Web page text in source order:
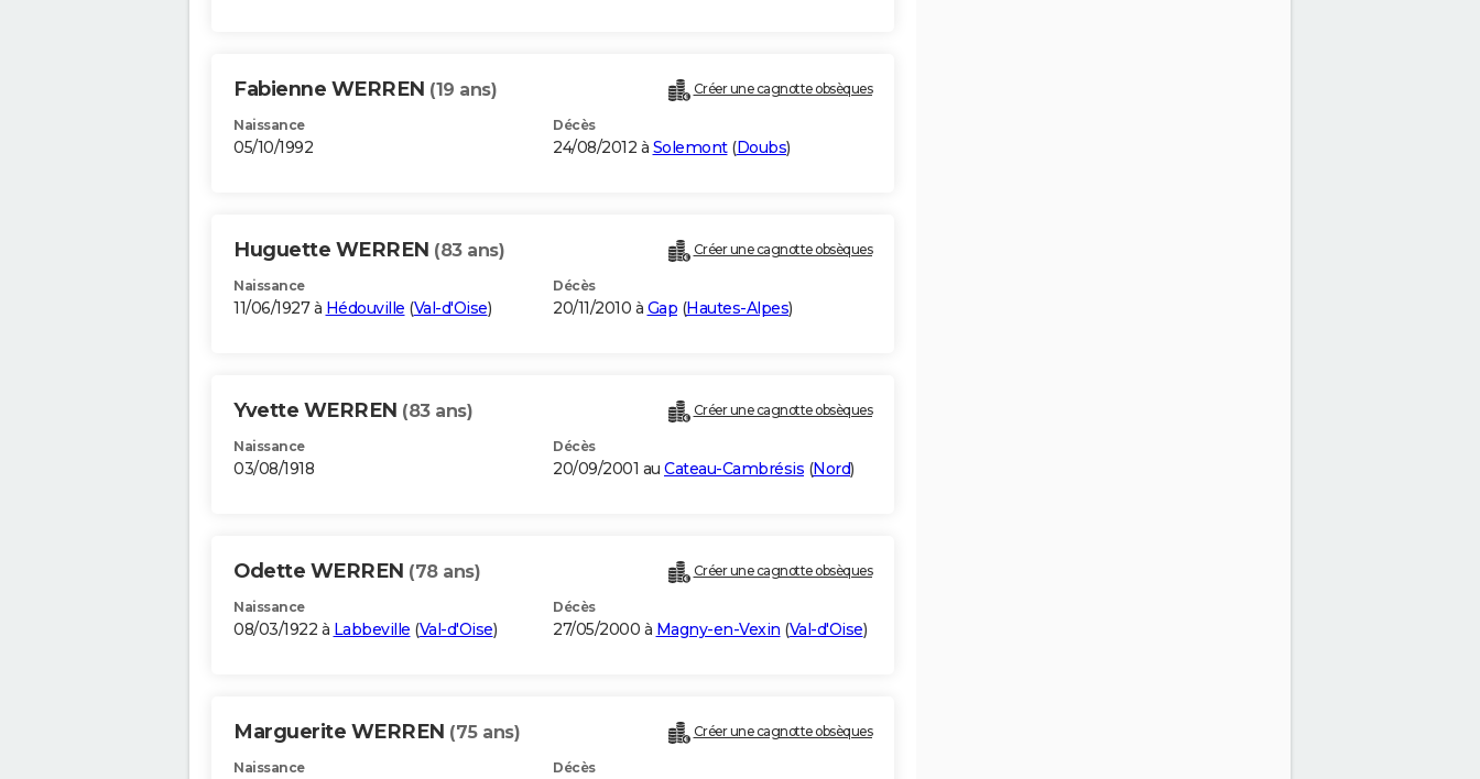
Fabienne WERREN (19 ans) Créer une cagnotte obsèques
Naissance
05/10/1992
Décès
24/08/2012 à Solemont(Doubs)
Huguette WERREN (83 ans) Créer une cagnotte obsèques
Naissance
11/06/1927 à Hédouville (Val-d'Oise)
Décès
20/11/2010 à Gap (Hautes-Alpes)
Yvette WERREN (83 ans) Créer une cagnotte obsèques
Naissance
03/08/1918
Décès
20/09/2001 au Cateau-Cambrésis (Nord)
Odette WERREN (78 ans) Créer une cagnotte obsèques
Naissance
08/03/1922 à Labbeville (Val-d'Oise)
Décès
27/05/2000 à Magny-en-Vexin (Val-d'Oise)
Marguerite WERREN (75 ans) Créer une cagnotte obsèques
Naissance Décès